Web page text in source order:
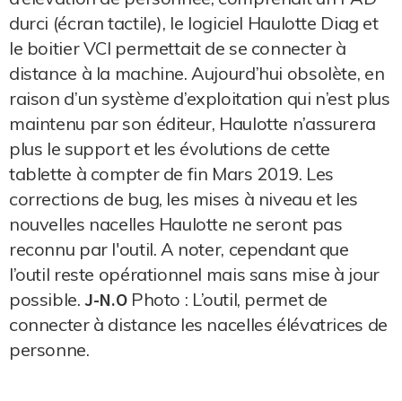
durci (écran tactile), le logiciel Haulotte Diag et
le boitier VCI permettait de se connecter à
distance à la machine. Aujourd’hui obsolète, en
raison d’un système d’exploitation qui n’est plus
maintenu par son éditeur, Haulotte n’assurera
plus le support et les évolutions de cette
tablette à compter de fin Mars 2019. Les
corrections de bug, les mises à niveau et les
nouvelles nacelles Haulotte ne seront pas
reconnu par l'outil. A noter, cependant que
l’outil reste opérationnel mais sans mise à jour
possible.J-N.OPhoto : L’outil, permet de
connecter à distance les nacelles élévatrices de
personne.